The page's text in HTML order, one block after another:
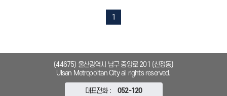
1
(44675) 울산광역시 남구 중앙로 201 (신정동)
Ulsan Metropolitan City all rights reserved.
대표전화 : 052-120